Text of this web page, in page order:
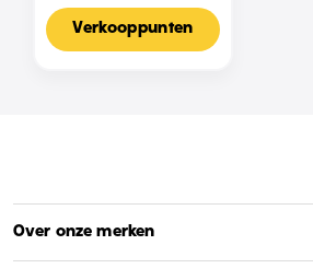
Voor 2-4 Spelers,
Nederlandse Editie
Verkooppunten
Over onze merken